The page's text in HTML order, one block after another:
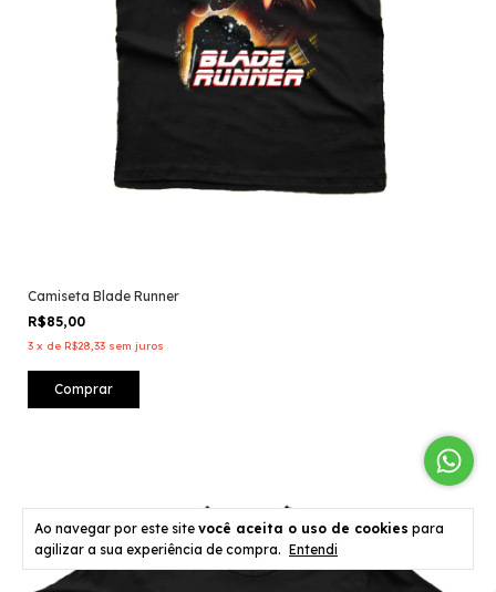
Ao navegar por este site você aceita o uso de cookies para
agilizar a sua experiência de compra. Entendi
Camiseta Blade Runner
R$85,00
3 x de R$28,33 sem juros
Comprar